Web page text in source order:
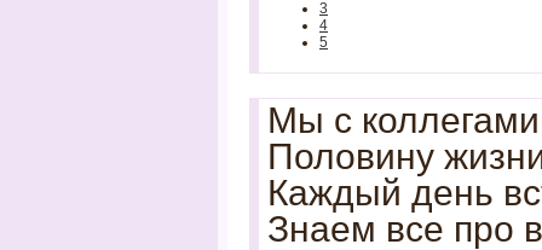
3
4
5
Мы с
Половину
Каждый день
Знаем все про